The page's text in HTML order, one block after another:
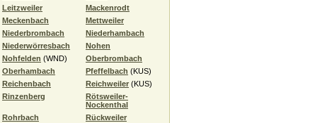
Leitzweiler
Mackenrodt
Meckenbach
Mettweiler
Niederbrombach
Niederhambach
Niederwörresbach
Nohen
Nohfelden (WND)
Oberbrombach
Oberhambach
Pfeffelbach (KUS)
Reichenbach
Reichweiler (KUS)
Rinzenberg
Rötsweiler-
Nockenthal
Rohrbach
Rückweiler